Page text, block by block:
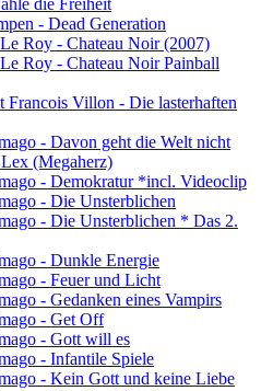
die Freiheit
- Dead Generation
Roy - Chateau Noir (2007)
Roy - Chateau Noir Painball
Francois Villon - Die lasterhaften
- Davon geht die Welt nicht
(Megaherz)
- Demokratur *incl. Videoclip
- Die Unsterblichen
- Die Unsterblichen * Das 2.
- Dunkle Energie
- Feuer und Licht
- Gedanken eines Vampirs
- Get Off
- Gott will es
- Infantile Spiele
- Kein Gott und keine Liebe